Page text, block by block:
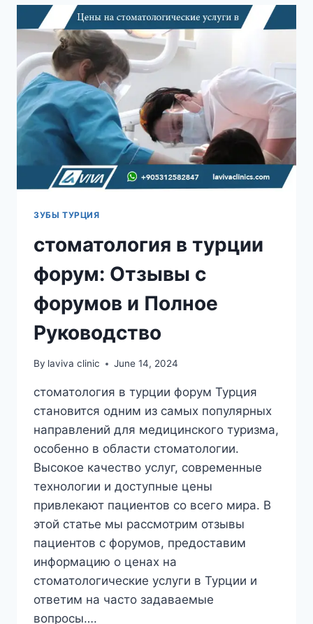
LAVIVA
CLINIC
–
ПОЛНОЕ
РУКОВОДСТВО
И
ОТЗЫВЫ
ЗУБЫ ТУРЦИЯ
стоматология в турции
форум: Отзывы с
форумов и Полное
Руководство
By laviva clinic June 14, 2024
стоматология в турции форум Турция
становится одним из самых популярных
направлений для медицинского туризма,
особенно в области стоматологии.
Высокое качество услуг, современные
технологии и доступные цены
привлекают пациентов со всего мира. В
этой статье мы рассмотрим отзывы
пациентов с форумов, предоставим
информацию о ценах на
стоматологические услуги в Турции и
ответим на часто задаваемые
вопросы….